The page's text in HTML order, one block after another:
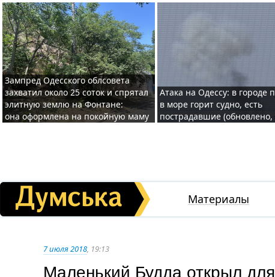
Зампред Одесского облсовета
захватил около 25 соток и спрятал
элитную землю на Фонтане:
она оформлена на покойную маму
Атака на Одессу: в городе
в море горит судно, есть
пострадавшие (обновлено,
Материалы
7 июля 2018, 19:13
Маленький Будда открыл